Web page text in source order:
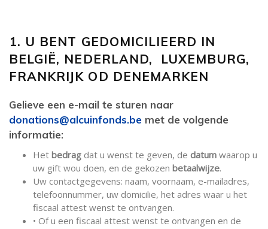
1. U BENT GEDOMICILIEERD IN
BELGIË, NEDERLAND, LUXEMBURG,
FRANKRIJK OD DENEMARKEN
Gelieve een e-mail te sturen naar
donations@alcuinfonds.be met de volgende
informatie:
Het bedrag dat u wenst te geven, de datum waarop u
uw gift wou doen, en de gekozen betaalwijze.
Uw contactgegevens: naam, voornaam, e-mailadres,
telefoonnummer, uw domicilie, het adres waar u het
fiscaal attest wenst te ontvangen.
• Of u een fiscaal attest wenst te ontvangen en de